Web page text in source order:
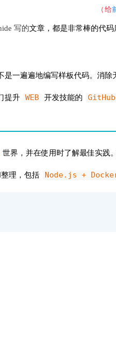
（给
写的文章，都是非常棒的代码
一遍遍地编写样板代码。消
提升 WEB 开发技能的 GitHub
世界，并在使用时了解最佳实践
理，包括 Node.js +